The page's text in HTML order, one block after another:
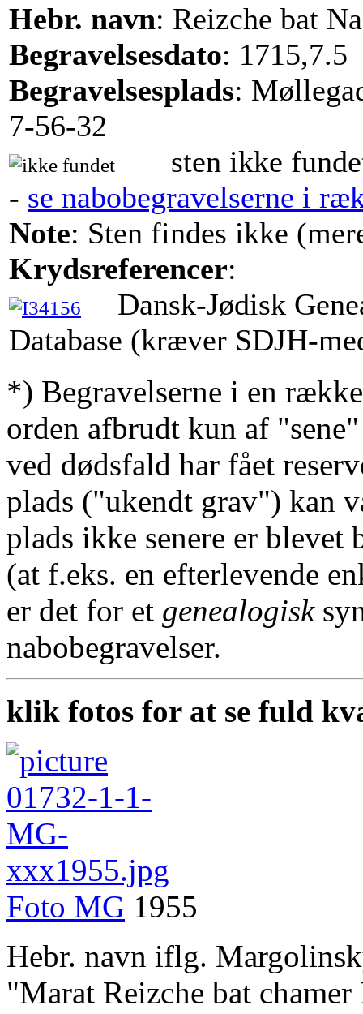
Hebr. navn: Reizche bat
Begravelsesdato: 1715,7.5
Begravelsesplads:
7-56-32
sten ikke
- se nabobegravelserne i
Note: Sten findes ikke
Krydsreferencer:
Dansk-Jødisk
Database (kræver SDJH-
*) Begravelserne i en
orden afbrudt kun af
ved dødsfald har fået
plads ("ukendt grav") kan
plads ikke senere er
(at f.eks. en efterlevende
er det for et genealogisk
nabobegravelser.
klik fotos for at se fuld
Foto MG 1955
Hebr. navn iflg.
"Marat Reizche bat